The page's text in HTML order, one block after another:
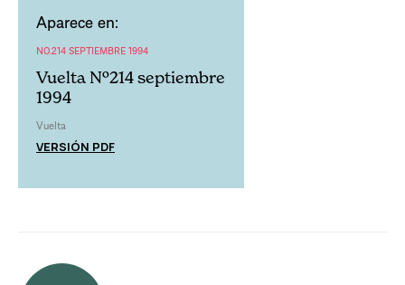
Aparece en:
NO.214 SEPTIEMBRE 1994
Vuelta Nº214 septiembre
1994
Vuelta
VERSIÓN PDF